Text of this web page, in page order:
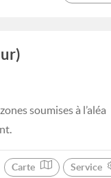
soumises à l’aléa
Carte Service